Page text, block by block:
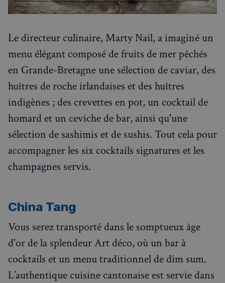
Le directeur culinaire, Marty Nail, a imaginé un
menu élégant composé de fruits de mer pêchés
en Grande-Bretagne une sélection de caviar, des
huîtres de roche irlandaises et des huîtres
indigènes ; des crevettes en pot, un cocktail de
homard et un ceviche de bar, ainsi qu'une
sélection de sashimis et de sushis. Tout cela pour
accompagner les six cocktails signatures et les
champagnes servis.
China Tang
Vous serez transporté dans le somptueux âge
d'or de la splendeur Art déco, où un bar à
cocktails et un menu traditionnel de dim sum.
L’authentique cuisine cantonaise est servie dans